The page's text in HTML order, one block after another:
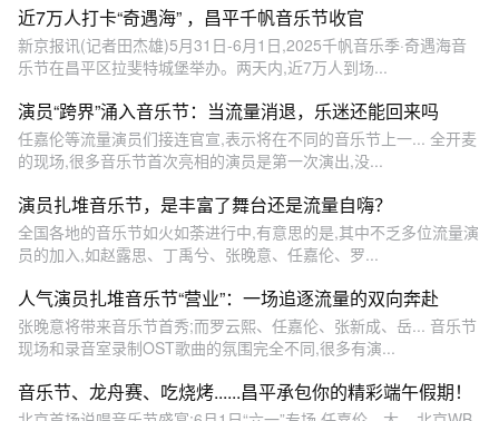
近7万人打卡“奇遇海” ，昌平千帆音乐节收官
新京报讯(记者田杰雄)5月31日-6月1日,2025千帆音乐季·奇遇海音
乐节在昌平区拉斐特城堡举办。两天内,近7万人到场...
演员“跨界”涌入音乐节：当流量消退，乐迷还能回来吗
任嘉伦等流量演员们接连官宣,表示将在不同的音乐节上一... 全开麦
的现场,很多音乐节首次亮相的演员是第一次演出,没...
演员扎堆音乐节，是丰富了舞台还是流量自嗨？
全国各地的音乐节如火如荼进行中,有意思的是,其中不乏多位流量演
员的加入,如赵露思、丁禹兮、张晚意、任嘉伦、罗...
人气演员扎堆音乐节“营业”：一场追逐流量的双向奔赴
张晚意将带来音乐节首秀;而罗云熙、任嘉伦、张新成、岳... 音乐节
现场和录音室录制OST歌曲的氛围完全不同,很多有演...
音乐节、龙舟赛、吃烧烤......昌平承包你的精彩端午假期！